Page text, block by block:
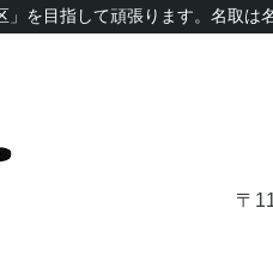
を目指して頑張ります。名取は
〒